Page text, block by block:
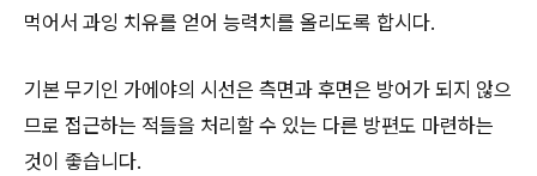
먹어서 과잉 치유를 얻어 능력치를 올리도록 합시다.
기본 무기인 가에야의 시선은 측면과 후면은 방어가 되지 않으
므로 접근하는 적들을 처리할 수 있는 다른 방편도 마련하는
것이 좋습니다.